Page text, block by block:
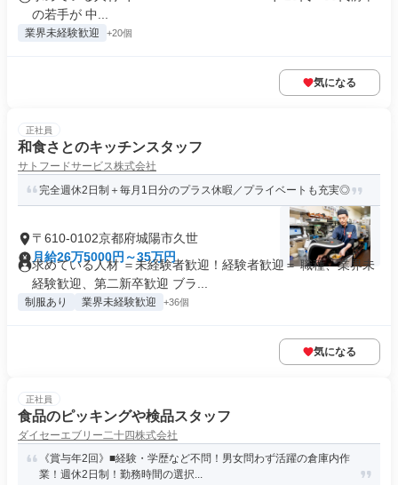
の若手が 中...
業界未経験歓迎 +20個
気になる
正社員
和食さとのキッチンスタッフ
サトフードサービス株式会社
完全週休2日制＋毎月1日分のプラス休暇／プライベートも充実◎
〒610-0102京都府城陽市久世
月給26万5000円～35万円
求めている人材 ＝未経験者歓迎！経験者歓迎＝ 職種、業界未
経験歓迎、第二新卒歓迎 ブラ...
制服あり 業界未経験歓迎 +36個
気になる
正社員
食品のピッキングや検品スタッフ
ダイセーエブリー二十四株式会社
《賞与年2回》■経験・学歴など不問！男女問わず活躍の倉庫内作
業！週休2日制！勤務時間の選択...